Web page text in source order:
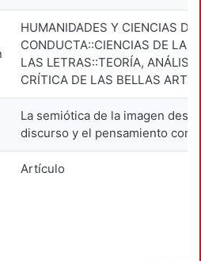
HUMANIDADES Y CIENCIAS DE
CONDUCTA::CIENCIAS DE LAS
LAS LETRAS::TEORÍA,
CRÍTICA DE LAS BELLAS
La semiótica de la imagen
discurso y el pensamiento
Artículo